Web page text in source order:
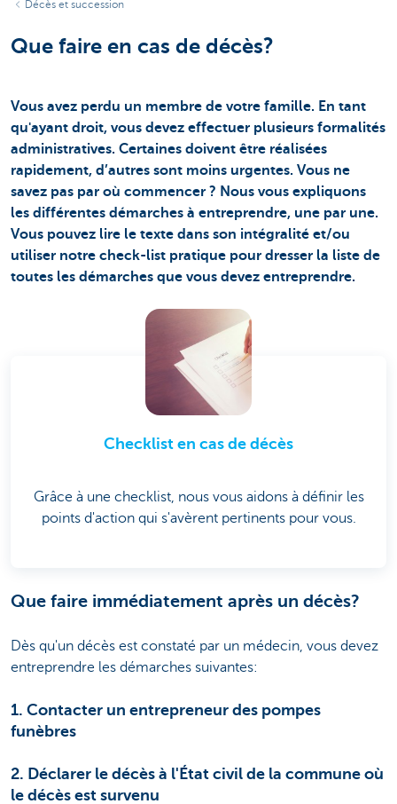
Décès et succession
Que faire en cas de décès?
Vous avez perdu un membre de votre famille. En tant
qu'ayant droit, vous devez effectuer plusieurs formalités
administratives. Certaines doivent être réalisées
rapidement, d’autres sont moins urgentes. Vous ne
savez pas par où commencer ? Nous vous expliquons
les différentes démarches à entreprendre, une par une.
Vous pouvez lire le texte dans son intégralité et/ou
utiliser notre check-list pratique pour dresser la liste de
toutes les démarches que vous devez entreprendre.
Checklist en cas de décès
Grâce à une checklist, nous vous aidons à définir les
points d'action qui s'avèrent pertinents pour vous.
Que faire immédiatement après un décès?
Dès qu'un décès est constaté par un médecin, vous devez
entreprendre les démarches suivantes:
1. Contacter un entrepreneur des pompes
funèbres
2. Déclarer le décès à l'État civil de la commune où
le décès est survenu